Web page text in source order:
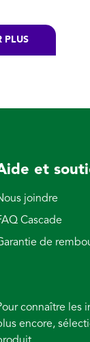
PLUS
et
joindre
Cascade
de
connaître les
encore,